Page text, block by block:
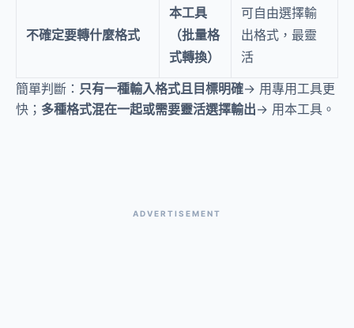
不確定要轉什麼格式
本工具
（批量格
式轉換）
可自由選擇輸
出格式，最靈
活
簡單判斷： 只有一種輸入格式且目標明確→ 用專用工具更
快； 多種格式混在一起或需要靈活選擇輸出→ 用本工具。
ADVERTISEMENT